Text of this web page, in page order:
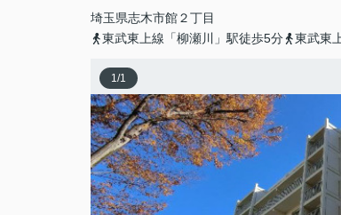
埼玉県志木市館２丁目
東武東上線「柳瀬川」駅徒歩5分
東武東
1/1